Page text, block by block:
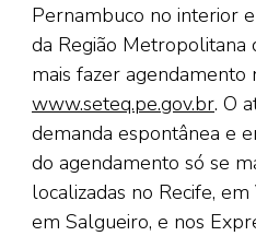
Pernambuco no interior
da Região Metropolitana
mais fazer agendamento
www.seteq.pe.gov.br. O
demanda espontânea e
do agendamento só se
localizadas no Recife,
em Salgueiro, e nos